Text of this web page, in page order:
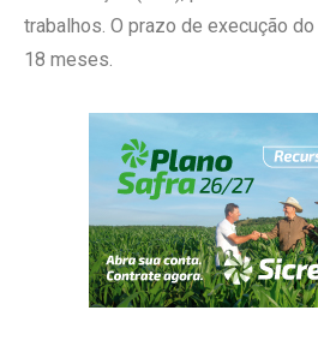
trabalhos. O prazo de execução
18 meses.